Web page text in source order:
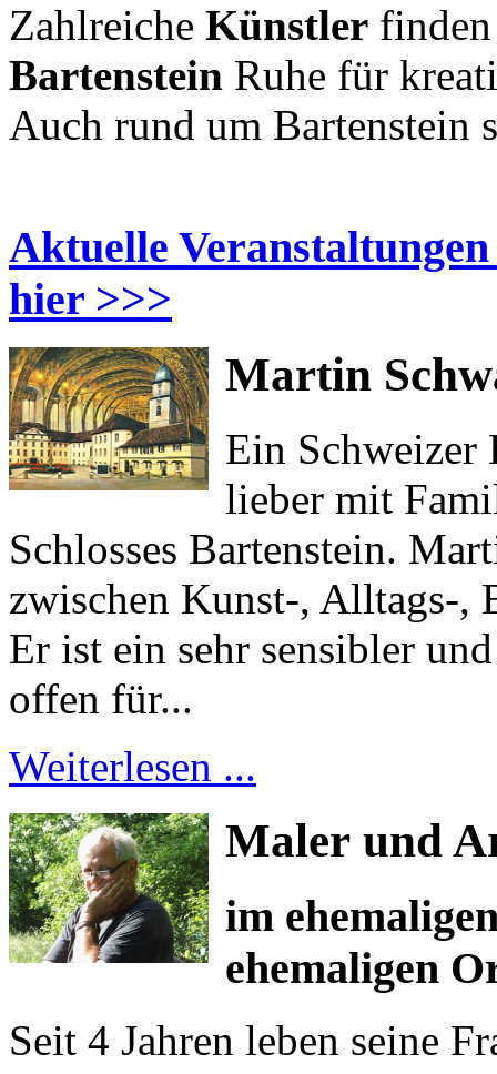
Zahlreiche Künstler
Bartenstein Ruhe für
Auch rund um Bartenstein
Aktuelle
hier >>>
Martin
Ein Schweizer
lieber mit
Schlosses Bartenstein.
zwischen Kunst-, Alltags-,
Er ist ein sehr sensibler
offen für...
Weiterlesen ...
Maler und
im
ehemaligen
Seit 4 Jahren leben seine